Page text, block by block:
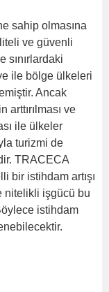
sahip olmasına
ve güvenli
sınırlardaki
ile bölge ülkeleri
Ancak
arttırılması ve
ile ülkeler
turizmi de
TRACECA
bir istihdam artışı
nitelikli işgücü bu
istihdam